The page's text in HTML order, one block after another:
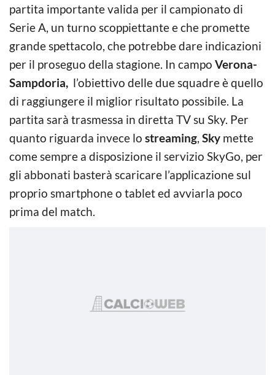
partita importante valida per il campionato di
Serie A, un turno scoppiettante e che promette
grande spettacolo, che potrebbe dare indicazioni
per il proseguo della stagione. In campo Verona-
Sampdoria, l’obiettivo delle due squadre è quello
di raggiungere il miglior risultato possibile. La
partita sarà trasmessa in diretta TV su Sky. Per
quanto riguarda invece lo streaming, Sky mette
come sempre a disposizione il servizio SkyGo, per
gli abbonati basterà scaricare l’applicazione sul
proprio smartphone o tablet ed avviarla poco
prima del match.